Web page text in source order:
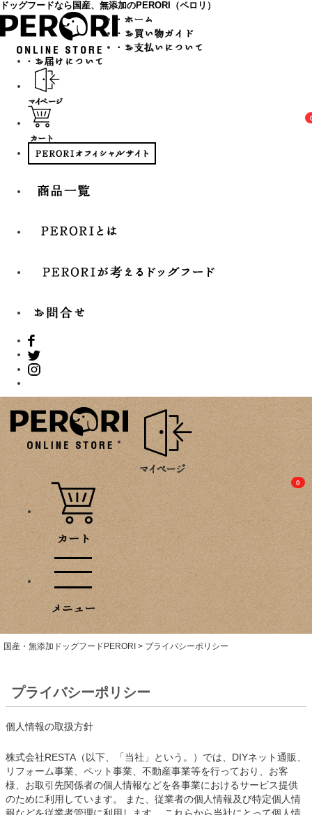
ドッグフードなら国産、無添加のPERORI（ペロリ）
0
国産・無添加ドッグフードPERORI プライバシーポリシー
プライバシーポリシー
個人情報の取扱方針
株式会社RESTA（以下、「当社」という。）では、DIYネット通販、
リフォーム事業、ペット事業、不動産事業等を行っており、お客
様、お取引先関係者の個人情報などを各事業におけるサービス提供
のために利用しています。 また、従業者の個人情報及び特定個人情